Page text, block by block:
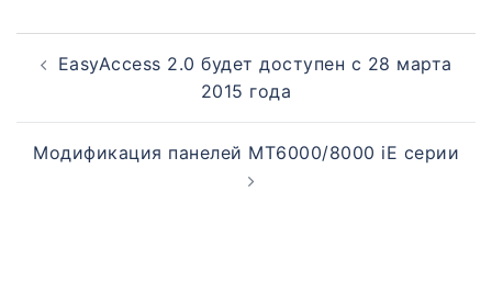
EasyAccess 2.0 будет доступен с 28 марта
2015 года
Модификация панелей MT6000/8000 iE серии